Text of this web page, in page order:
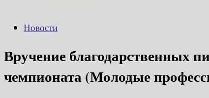
Новости
Вручение благодарственных
чемпионата (Молодые